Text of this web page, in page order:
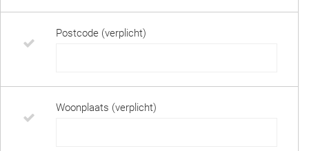
Postcode (verplicht)
Woonplaats (verplicht)